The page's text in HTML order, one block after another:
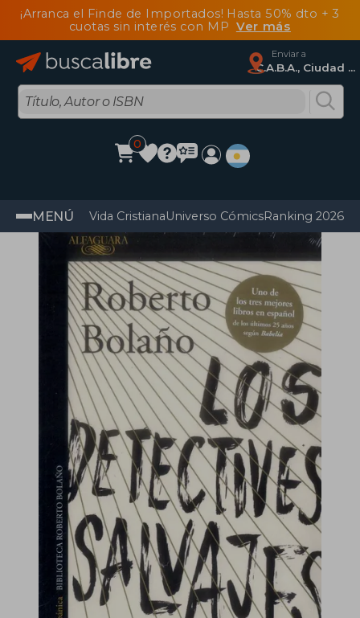
¡Arranca el Finde de Importados! Hasta 50% dto + 3
cuotas sin interés con MP Ver más
Enviar a
C.A.B.A., Ciudad Autónoma De Buenos Aires
0
MENÚ Vida CristianaUniverso CómicsRanking 2026